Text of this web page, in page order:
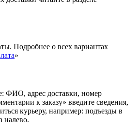
Подробнее о всех вариантах
»
ФИО, адрес доставки, номер
к заказу» введите сведения,
курьеру, например: подъезды в
налево.